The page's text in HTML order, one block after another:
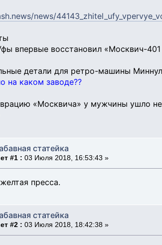
news/
впервые восстановил «Москвич-401
детали для ретро-машины
на каком заводе??
«Москвича» у мужчины ушло
статейка
#1 : 03 Июля 2018, 16:53:43 »
пресса.
статейка
#2 : 03 Июля 2018, 18:42:38 »